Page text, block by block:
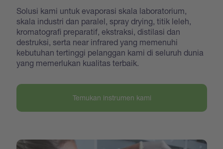
Solusi kami untuk evaporasi skala laboratorium,
skala industri dan paralel, spray drying, titik leleh,
kromatografi preparatif, ekstraksi, distilasi dan
destruksi, serta near infrared yang memenuhi
kebutuhan tertinggi pelanggan kami di seluruh dunia
yang memerlukan kualitas terbaik.
Temukan instrumen kami